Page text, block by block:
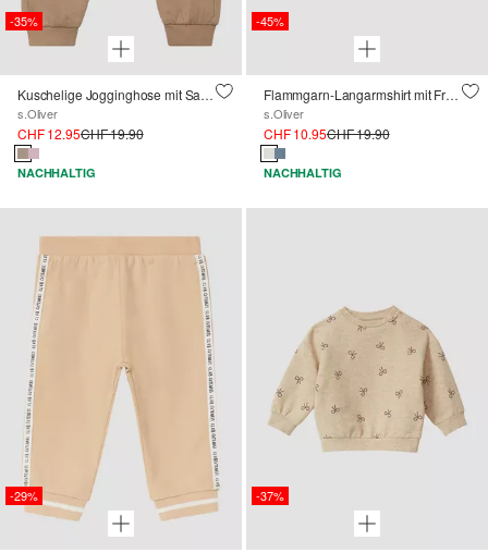
-35%
Kuschelige Jogginghose mit Satin-Schleife
s.Oliver
CHF 12.95CHF 19.90
NACHHALTIG
-45%
Flammgarn-Langarmshirt mit Frontprint
s.Oliver
CHF 10.95CHF 19.90
NACHHALTIG
-29% -37%